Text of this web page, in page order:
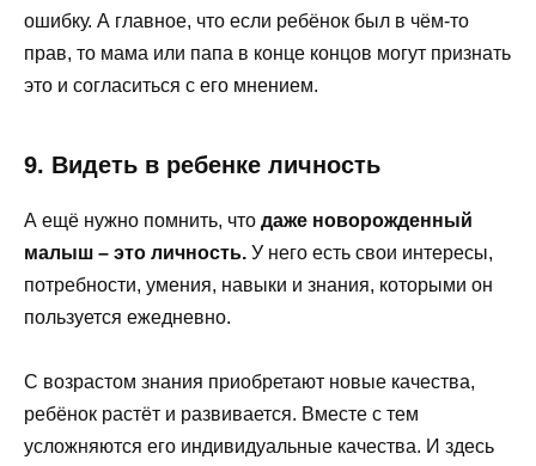
ошибку. А главное, что если ребёнок был в чём-то
прав, то мама или папа в конце концов могут признать
это и согласиться с его мнением.
9. Видеть в ребенке личность
А ещё нужно помнить, что даже новорожденный
малыш – это личность. У него есть свои интересы,
потребности, умения, навыки и знания, которыми он
пользуется ежедневно.
С возрастом знания приобретают новые качества,
ребёнок растёт и развивается. Вместе с тем
усложняются его индивидуальные качества. И здесь